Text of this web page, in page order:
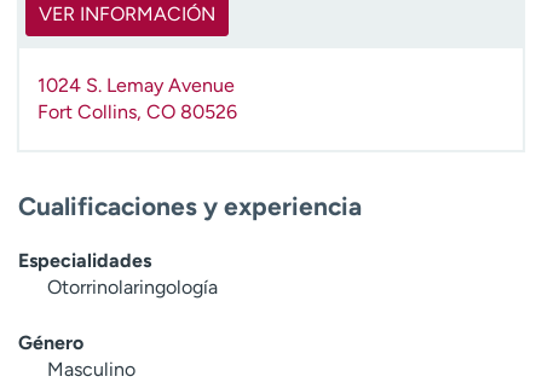
o
VER INFORMACIÓN
1024 S. Lemay Avenue
Fort Collins, CO 80526
Cualificaciones y experiencia
Especialidades
Otorrinolaringología
Género
Masculino